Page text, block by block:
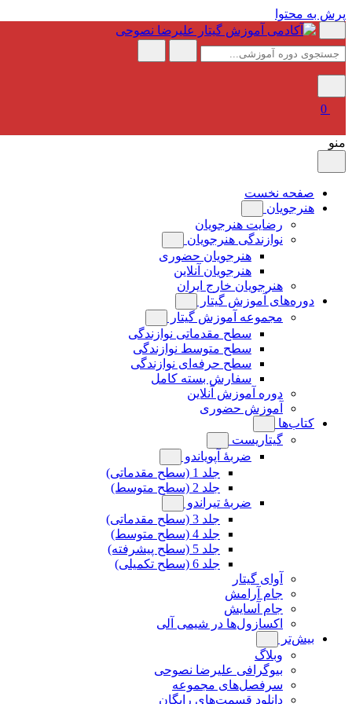
پرش به محتوا
0
منو
صفحه نخست
هنرجویان
رضایت هنرجویان
نوازندگی هنرجویان
هنرجویان حضوری
هنرجویان آنلاین
هنرجویان خارج ایران
دوره‌های آموزش گیتار
مجموعه آموزش گیتار
سطح مقدماتی نوازندگی
سطح متوسط نوازندگی
سطح حرفه‌ای نوازندگی
سفارش بسته کامل
دوره آموزش آنلاین
آموزش حضوری
کتاب‌ها
گیتاریست
ضربۀ آپویاندو
جلد 1 (سطح مقدماتی)
جلد 2 (سطح متوسط)
ضربۀ تیراندو
جلد 3 (سطح مقدماتی)
جلد 4 (سطح متوسط)
جلد 5 (سطح پیشرفته)
جلد 6 (سطح تکمیلی)
آوای گیتار
جام آرامش
جام آسایش
اکسازول‌ها در شیمی آلی
بیش‌تر
وبلاگ
بیوگرافی علیرضا نصوحی
سرفصل‌های مجموعه
دانلود قسمت‌های رایگان